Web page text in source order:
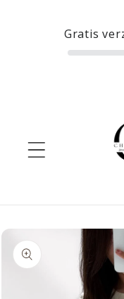
Gratis
content
direct naar